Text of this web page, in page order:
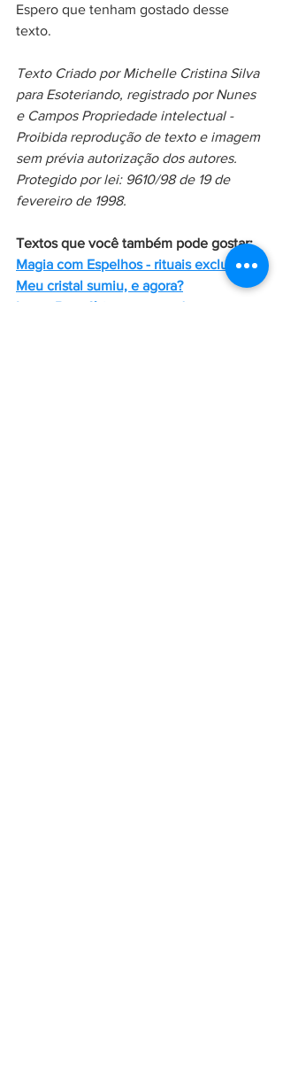
Espero que tenham gostado desse
texto.
Texto Criado por Michelle Cristina Silva
para Esoteriando, registrado por Nunes
e Campos Propriedade intelectual -
Proibida reprodução de texto e imagem
sem prévia autorização dos autores.
Protegido por lei: 9610/98 de 19 de
fevereiro de 1998.
Textos que você também pode gostar:
Magia com Espelhos - rituais exclusivos
Meu cristal sumiu, e agora?
Louro Benefícios e seu poder